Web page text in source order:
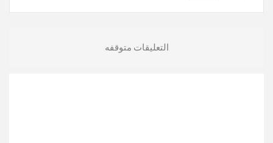
التعليقات متوقفه